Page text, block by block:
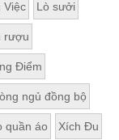
Việc Lò sưởi
rượu
Điểm
ngủ đồng bộ
quần áo Xích Đu